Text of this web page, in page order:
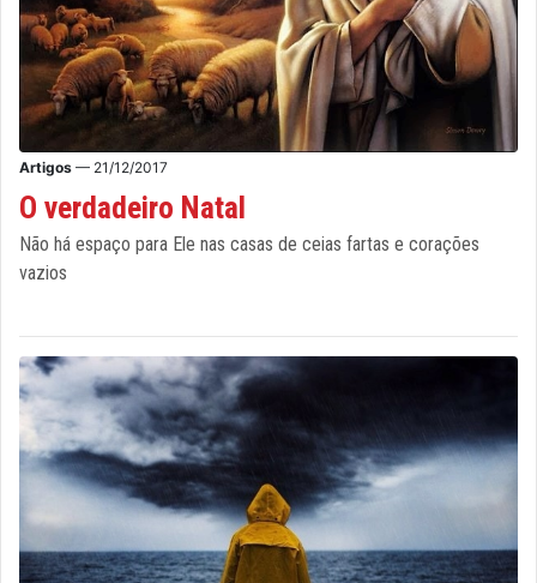
Artigos — 21/12/2017
O verdadeiro Natal
Não há espaço para Ele nas casas de ceias fartas e corações
vazios